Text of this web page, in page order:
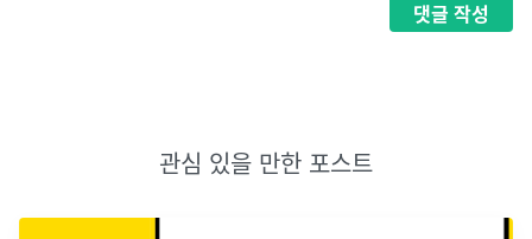
댓글 작성
관심 있을 만한 포스트